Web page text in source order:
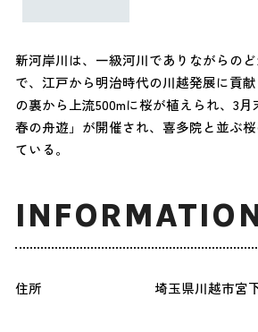
新河岸川は、一級河川でありながらの
で、江戸から明治時代の川越発展に貢
の裏から上流500mに桜が植えられ、3
春の舟遊」が開催され、喜多院と並ぶ
ている。
住所 埼玉県川越市宮